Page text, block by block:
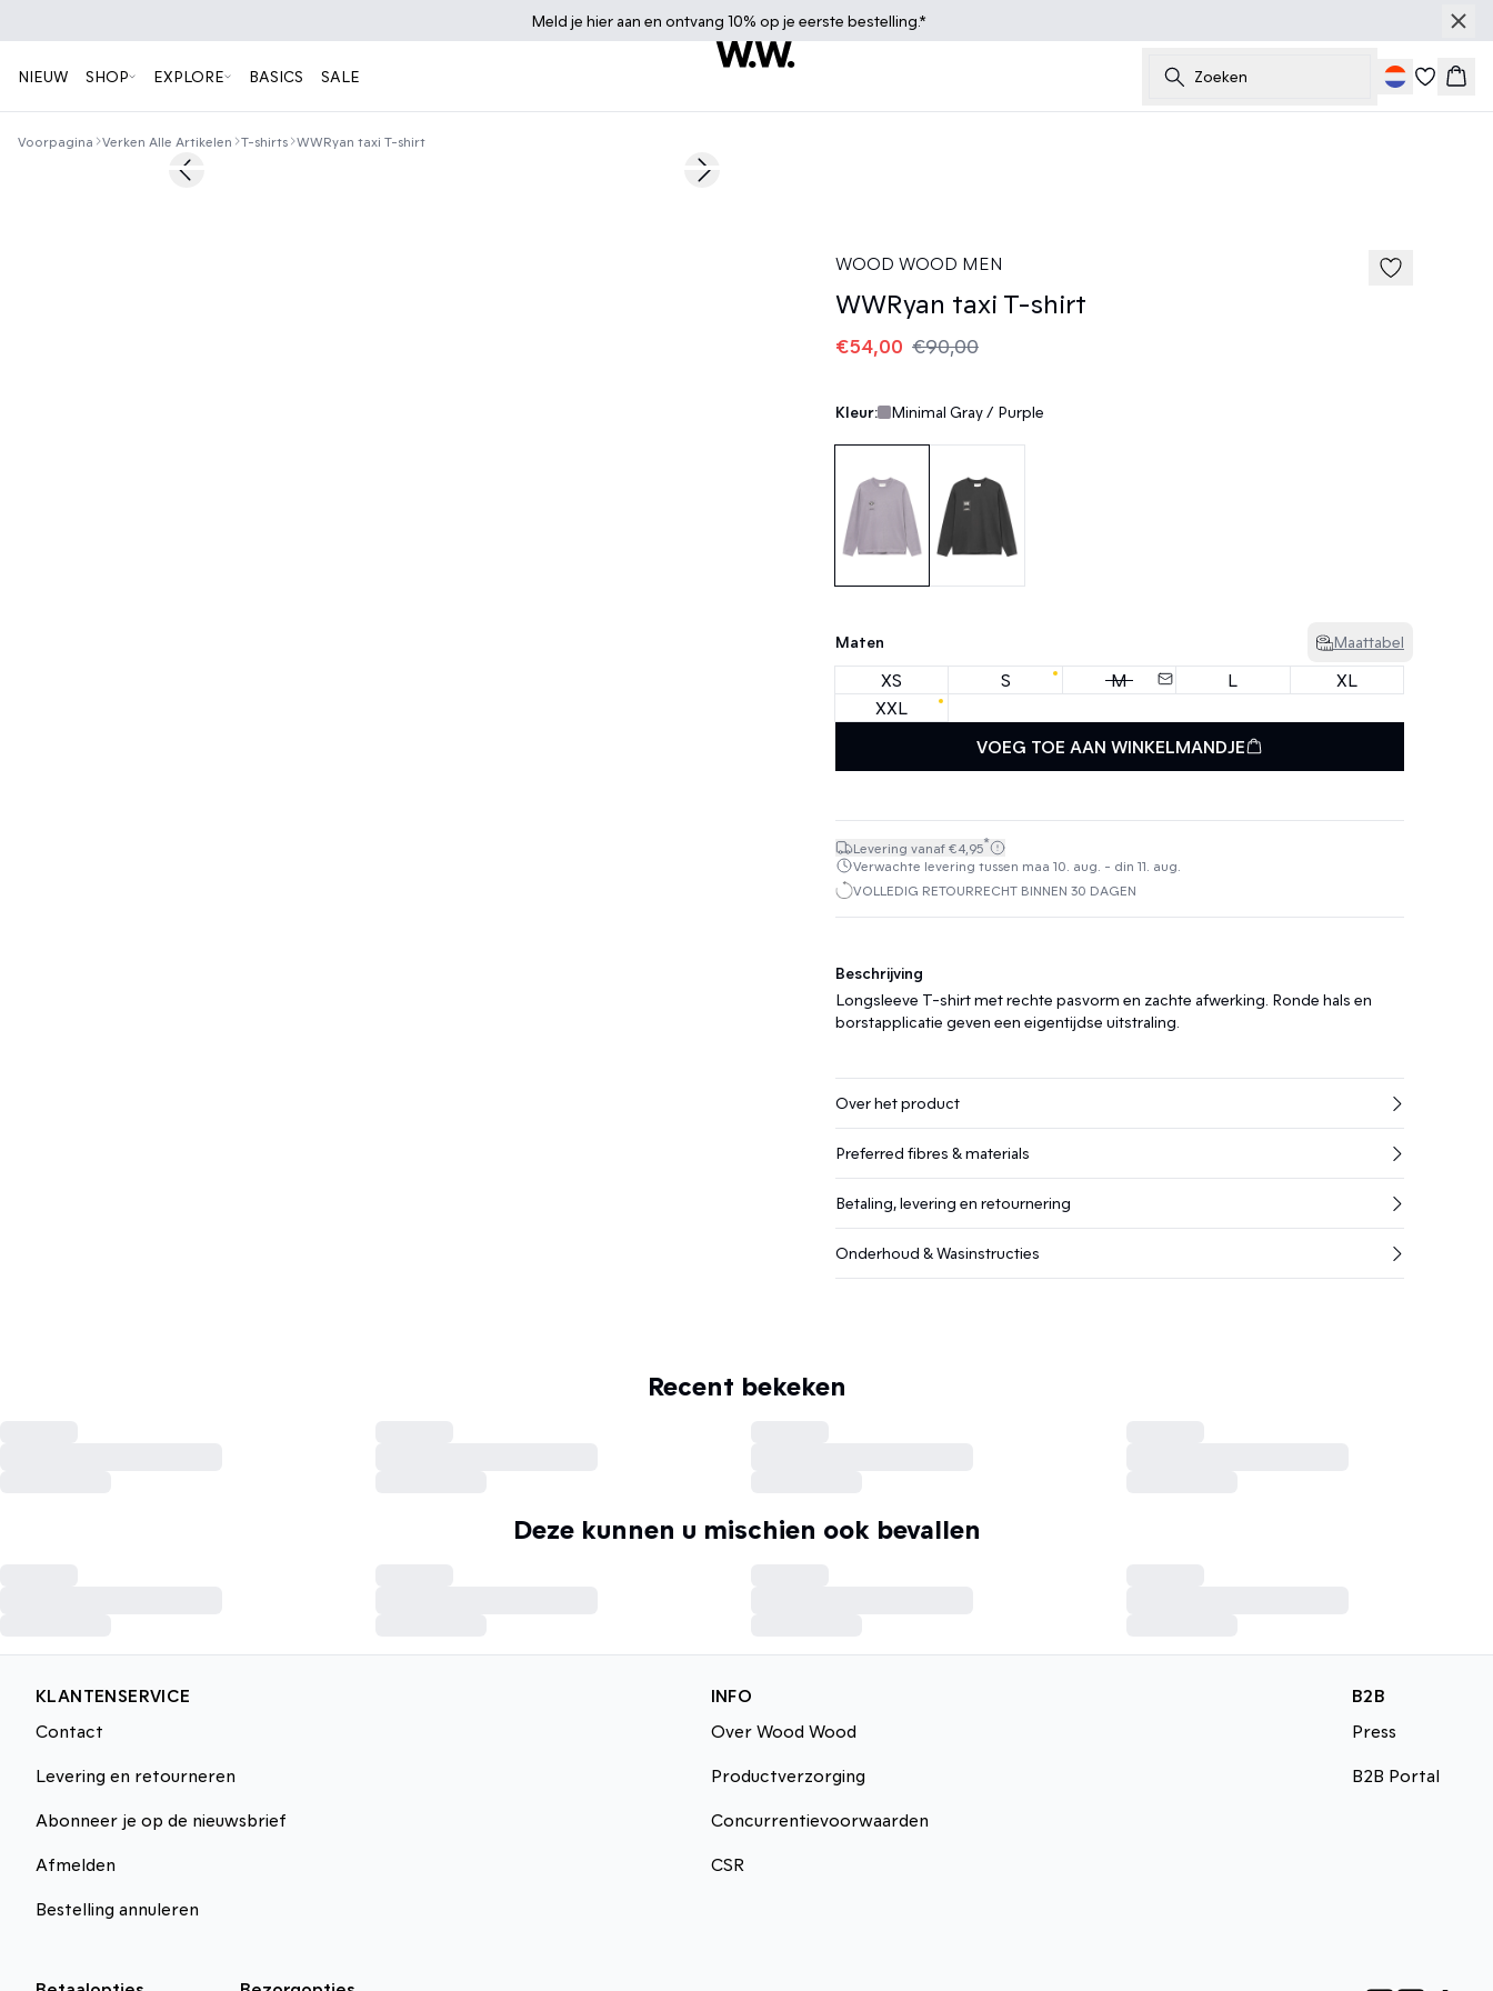
Meld je hier aan en ontvang 10% op je eerste bestelling.*
NIEUW SHOP EXPLORE BASICS SALE Zoeken
Voorpagina Verken Alle Artikelen T-shirts WWRyan taxi T-shirt
40%Previous slide Next slide
WOOD WOOD MEN
WWRyan taxi T-shirt
€54,00 €90,00
Kleur: Minimal Gray / Purple
Maten Maattabel
XS S M L
XL
XXL
VOEG TOE AAN WINKELMANDJE
Levering vanaf €4,95*
Verwachte levering tussen maa 10. aug. - din 11. aug.
VOLLEDIG RETOURRECHT BINNEN 30 DAGEN
Beschrijving
Longsleeve T-shirt met rechte pasvorm en zachte afwerking. Ronde hals en
borstapplicatie geven een eigentijdse uitstraling.
Over het product
Preferred fibres & materials
Betaling, levering en retournering
Onderhoud & Wasinstructies
Recent bekeken
Deze kunnen u mischien ook bevallen
KLANTENSERVICE
Contact
Levering en retourneren
Abonneer je op de nieuwsbrief
Afmelden
Bestelling annuleren
INFO
Over Wood Wood
Productverzorging
Concurrentievoorwaarden
CSR
B2B
Press
B2B Portal